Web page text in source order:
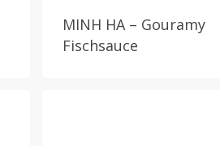
MINH HA – Gouramy
Fischsauce